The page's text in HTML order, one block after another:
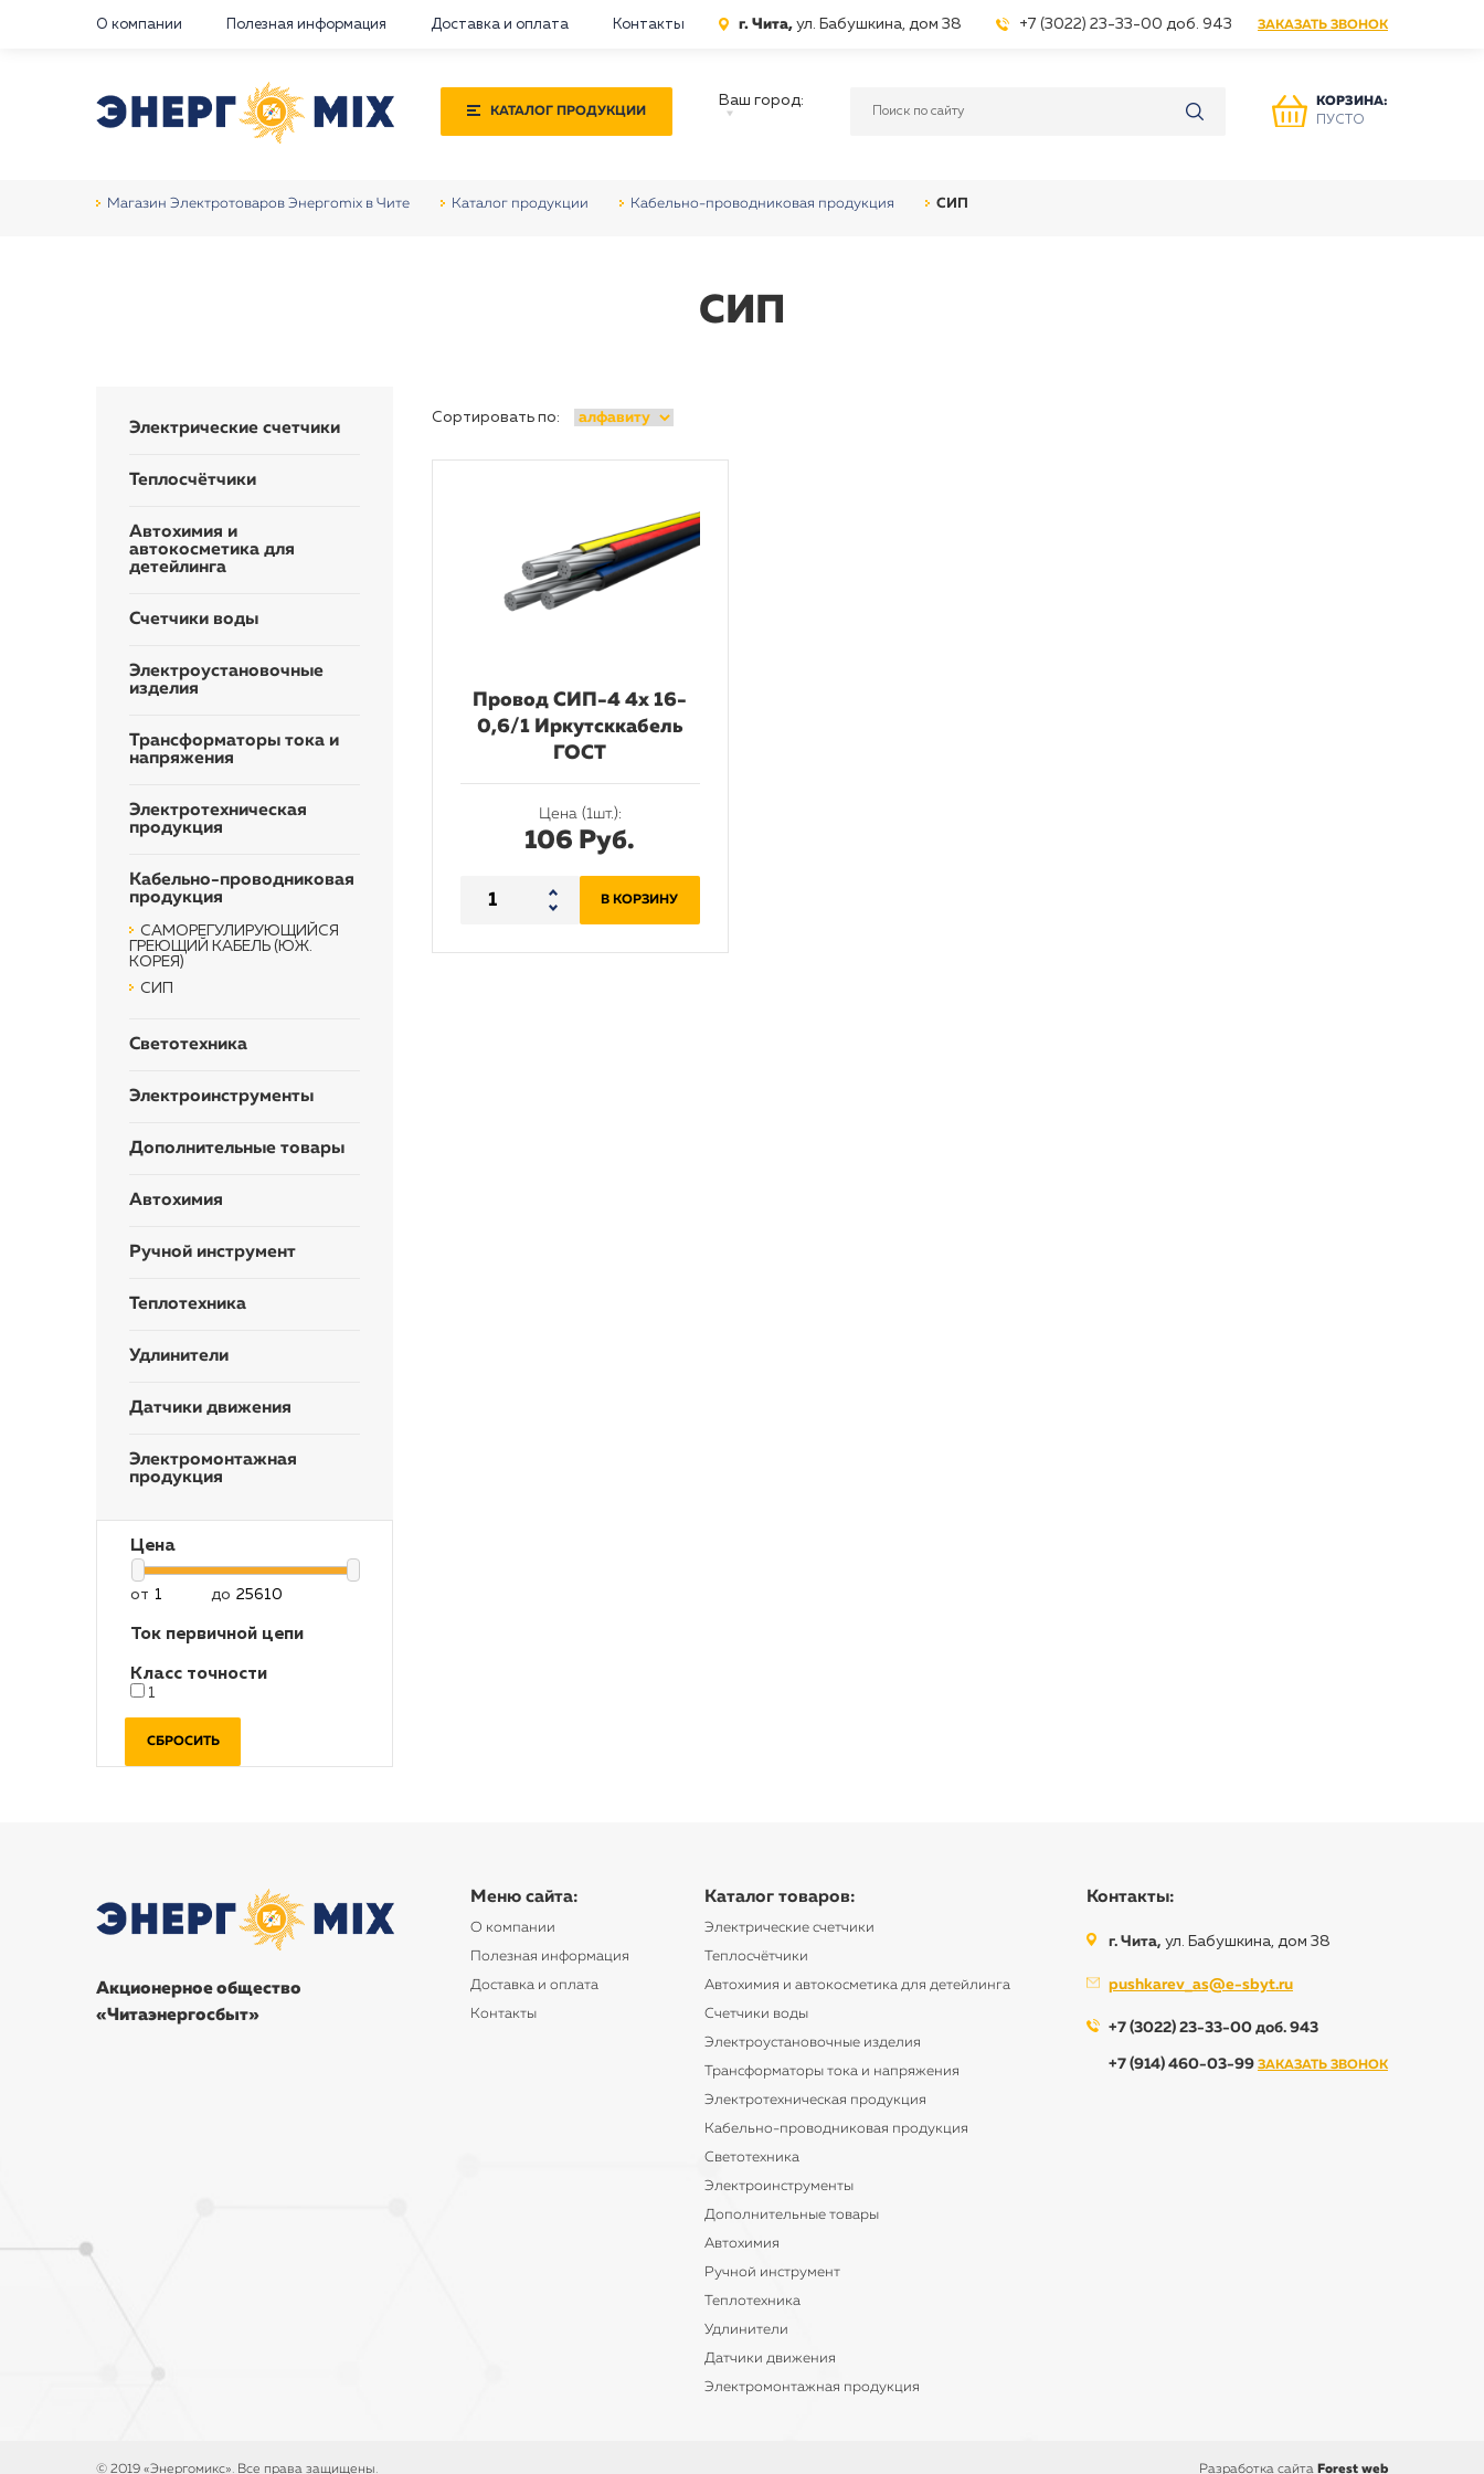
О компании Полезная информация Доставка и оплата Контакты г. Чита, ул. Бабушкина, дом 38 +7 (3022) 23-33-00 доб. 943 ЗАКАЗАТЬ ЗВОНОК
КАТАЛОГ ПРОДУКЦИИ
Ваш город:
КОРЗИНА:
ПУСТО
Магазин Электротоваров Энергоmix в Чите Каталог продукции Кабельно-проводниковая продукция СИП
СИП
Электрические счетчики
Теплосчётчики
Автохимия и
автокосметика для
детейлинга
Счетчики воды
Электроустановочные
изделия
Трансформаторы тока и
напряжения
Электротехническая
продукция
Кабельно-проводниковая
продукция
САМОРЕГУЛИРУЮЩИЙСЯ
ГРЕЮЩИЙ КАБЕЛЬ (ЮЖ.
КОРЕЯ)
СИП
Светотехника
Электроинструменты
Дополнительные товары
Автохимия
Ручной инструмент
Теплотехника
Удлинители
Датчики движения
Электромонтажная
продукция
Цена
от до
Ток первичной цепи
Класс точности
1
СБРОСИТЬ
Сортировать по:
Провод СИП-4 4х 16-
0,6/1 Иркутсккабель
ГОСТ
Цена (1шт.):
106 Руб.
В КОРЗИНУ
Акционерное общество
«Читаэнергосбыт»
Меню сайта:
О компании
Полезная информация
Доставка и оплата
Контакты
Каталог товаров:
Электрические счетчики
Теплосчётчики
Автохимия и автокосметика для детейлинга
Счетчики воды
Электроустановочные изделия
Трансформаторы тока и напряжения
Электротехническая продукция
Кабельно-проводниковая продукция
Светотехника
Электроинструменты
Дополнительные товары
Автохимия
Ручной инструмент
Теплотехника
Удлинители
Датчики движения
Электромонтажная продукция
Контакты:
г. Чита, ул. Бабушкина, дом 38
pushkarev_as@e-sbyt.ru
+7 (3022) 23-33-00 доб. 943
+7 (914) 460-03-99 ЗАКАЗАТЬ ЗВОНОК
© 2019 «Энергомикс». Все права защищены. Разработка сайта Forest web